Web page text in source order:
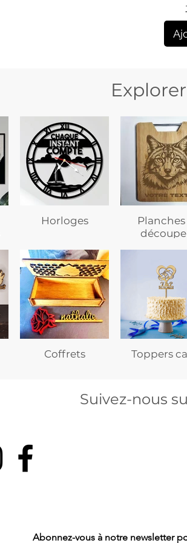
Horloges
Planches
Coffrets Toppers
Suivez-nous
Abonnez-vous à notre newsletter